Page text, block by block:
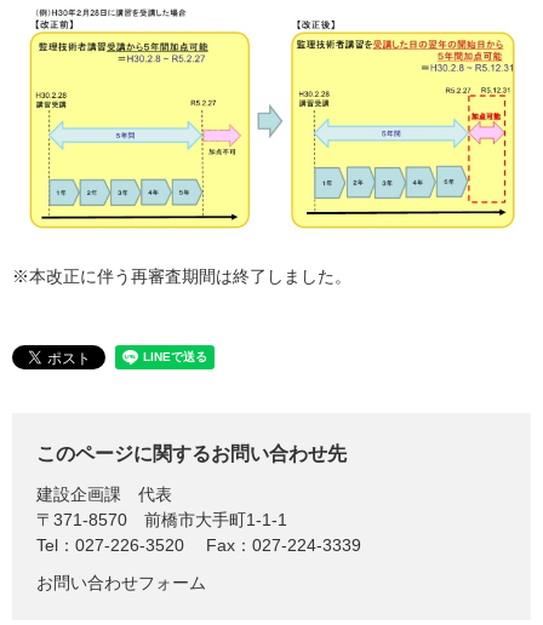
※本改正に伴う再審査期間は終了しました。
このページに関するお問い合わせ先
建設企画課
代表
〒371-8570
前橋市大手町1-1-1
Tel：027-226-3520
Fax：027-224-3339
お問い合わせフォーム